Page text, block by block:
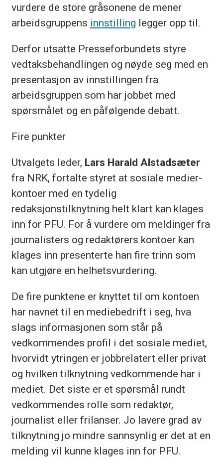
vurdere de store gråsonene de mener
arbeidsgruppens innstilling legger opp til.
Derfor utsatte Presseforbundets styre
vedtaksbehandlingen og nøyde seg med en
presentasjon av innstillingen fra
arbeidsgruppen som har jobbet med
spørsmålet og en påfølgende debatt.
Fire punkter
Utvalgets leder, Lars Harald Alstadsæter
fra NRK, fortalte styret at sosiale medier-
kontoer med en tydelig
redaksjonstilknytning helt klart kan klages
inn for PFU. For å vurdere om meldinger fra
journalisters og redaktørers kontoer kan
klages inn presenterte han fire trinn som
kan utgjøre en helhetsvurdering.
De fire punktene er knyttet til om kontoen
har navnet til en mediebedrift i seg, hva
slags informasjonen som står på
vedkommendes profil i det sosiale mediet,
hvorvidt ytringen er jobbrelatert eller privat
og hvilken tilknytning vedkommende har i
mediet. Det siste er et spørsmål rundt
vedkommendes rolle som redaktør,
journalist eller frilanser. Jo lavere grad av
tilknytning jo mindre sannsynlig er det at en
melding vil kunne klages inn for PFU.